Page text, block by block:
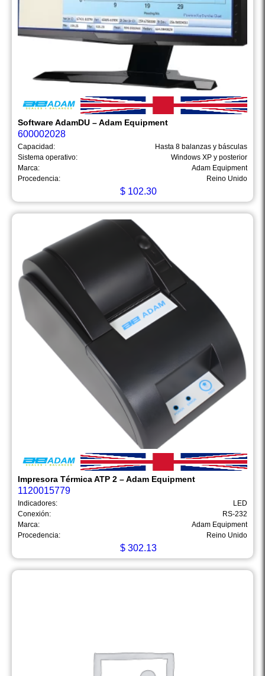
Software AdamDU – Adam Equipment
600002028
Capacidad:
Hasta 8 balanzas y básculas
Sistema operativo:
Windows XP y posterior
Marca:
Adam Equipment
Procedencia:
Reino Unido
$ 102.30
Impresora Térmica ATP 2 – Adam Equipment
1120015779
Indicadores:
LED
Conexión:
RS-232
Marca:
Adam Equipment
Procedencia:
Reino Unido
$ 302.13